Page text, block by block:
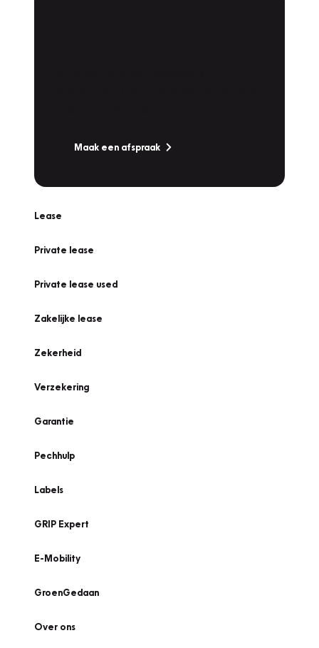
Maak een afspraak
Lease
Private lease
Private lease used
Zakelijke lease
Zekerheid
Verzekering
Garantie
Pechhulp
Labels
GRIP Expert
E-Mobility
GroenGedaan
Over ons